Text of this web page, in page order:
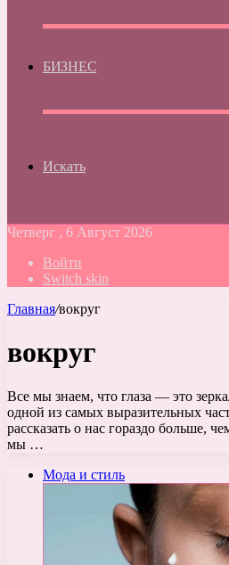
БИЗНЕС
Искать
Четверг , 6 Август 2026
Войти
Switch skin
Главная/вокруг
вокруг
Все мы знаем, что глаза — это
одной из самых выразительных
рассказать о нас гораздо больше,
мы …
Мода и стиль